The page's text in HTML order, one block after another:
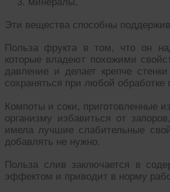
минералы.
Эти вещества способны
Польза фрукта в том, что он
которые владеют похожими
давление и делает крепче
сохраняться при любой обработке
Компоты и соки, приготовленные
организму избавиться от
имела лучшие слабительные
добавлять не нужно.
Польза слив заключается в
эффектом и приводит в норму